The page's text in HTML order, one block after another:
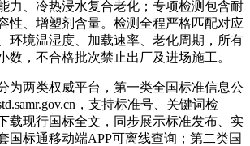
力、冷热浸水复合老化；专项检测包含耐
性、增塑剂含量。检测全程严格匹配对应
环境温湿度、加载速率、老化周期，所有
数，不合格批次禁止出厂及进场施工。
为两类权威平台，第一类全国标准信息公
，支持标准号、关键词检
载现行国标全文，同步展示标准发布、实
国标通移动端APP可离线查询；第二类国